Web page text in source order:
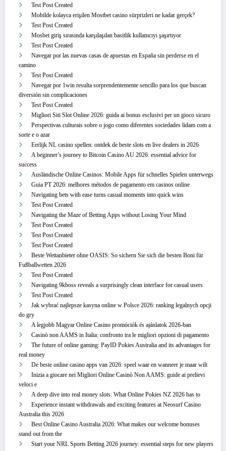
Test Post Created
Mobilde kolayca erişilen Mostbet casino sürprizleri ne kadar gerçek?
Test Post Created
Mosbet giriş sırasında karşılaşılan basitlik kullanıcıyı şaşırtıyor
Test Post Created
Navegar por las nuevas casas de apuestas en España sin perderse en el
camino
Test Post Created
Navegar por 1win resulta sorprendentemente sencillo para los que buscan
diversión sin complicaciones
Test Post Created
Migliori Siti Slot Online 2026: guida ai bonus esclusivi per un gioco sicuro
Perspectivas culturais sobre o jogo como diferentes sociedades lidam com a
sorte e o azar
Eerlijk NL casino spellen: ontdek de beste slots en live dealers in 2026
A beginner’s journey to Bitcoin Casino AU 2026: essential advice for
success
Ausländische Online Casinos: Mobile Apps für schnelles Spielen unterwegs
Guia PT 2026: melhores métodos de pagamento em casinos online
Navigating bets with ease turns casual moments into quick wins
Test Post Created
Navigating the Maze of Betting Apps without Losing Your Mind
Test Post Created
Test Post Created
Test Post Created
Beste Wettanbieter ohne OASIS: So sichern Sie sich die besten Boni für
Fußballwetten 2026
Test Post Created
Navigating 9kboss reveals a surprisingly clean interface for casual users
Test Post Created
Jak wybrać najlepsze kasyna online w Polsce 2026: ranking legalnych opcji
do gry
A legjobb Magyar Online Casino promóciók és ajánlatok 2026-ban
Casinò non AAMS in Italia: confronto tra le migliori opzioni di pagamento
The future of online gaming: PayID Pokies Australia and its advantages for
real money
De beste online casino apps van 2026: speel waar en wanneer je maar wilt
Inizia a giocare nei Migliori Online Casinò Non AAMS: guide ai prelievi
veloci e
A deep dive into real money slots: What Online Pokies NZ 2026 has to
Experience instant withdrawals and exciting features at Neosurf Casino
Australia this 2026
Best Online Casino Australia 2026: What makes our welcome bonuses
stand out from the
Start your NRL Sports Betting 2026 journey: essential steps for new players